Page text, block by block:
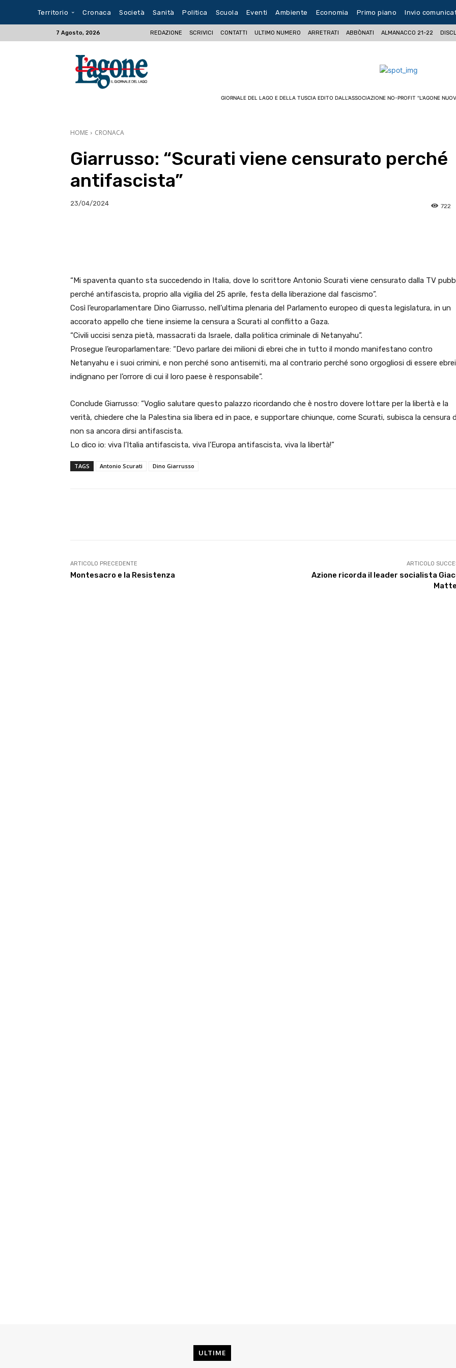
Territorio Cronaca Società Sanità Politica Scuola Eventi Ambiente Economia Primo piano Invio
7 Agosto, 2026 REDAZIONE SCRIVICI CONTATTI ULTIMO NUMERO ARRETRATI ABBÒNATI ALMANACCO 21-22
GIORNALE DEL LAGO E DELLA TUSCIA EDITO DALL'ASSOCIAZIONE NO-PROFIT "L'AGONE
HOME CRONACA
Giarrusso: “Scurati viene censurato perché
antifascista”
23/04/2024 722
“Mi spaventa quanto sta succedendo in Italia, dove lo scrittore Antonio Scurati viene censurato dalla TV
perché antifascista, proprio alla vigilia del 25 aprile, festa della liberazione dal fascismo”.
Così l’europarlamentare Dino Giarrusso, nell’ultima plenaria del Parlamento europeo di questa legislatura, in un
accorato appello che tiene insieme la censura a Scurati al conflitto a Gaza.
“Civili uccisi senza pietà, massacrati da Israele, dalla politica criminale di Netanyahu”.
Prosegue l’europarlamentare: “Devo parlare dei milioni di ebrei che in tutto il mondo manifestano contro
Netanyahu e i suoi crimini, e non perché sono antisemiti, ma al contrario perché sono orgogliosi di essere
indignano per l’orrore di cui il loro paese è responsabile”.
Conclude Giarrusso: “Voglio salutare questo palazzo ricordando che è nostro dovere lottare per la libertà e la
verità, chiedere che la Palestina sia libera ed in pace, e supportare chiunque, come Scurati, subisca la censura
non sa ancora dirsi antifascista.
Lo dico io: viva l’Italia antifascista, viva l’Europa antifascista, viva la libertà!”
TAGS Antonio Scurati Dino Giarrusso
ARTICOLO PRECEDENTE
Montesacro e la Resistenza
ARTICOLO
Azione ricorda il leader socialista
ULTIME